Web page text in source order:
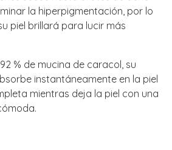
la hiperpigmentación, por lo
piel brillará para lucir más
% de mucina de caracol, su
instantáneamente en la piel
mientras deja la piel con una